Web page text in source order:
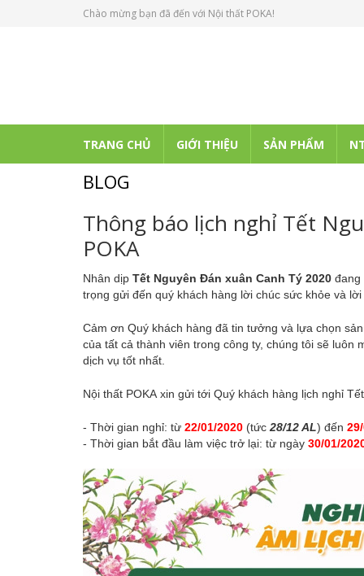
Chào mừng bạn đã đến với Nội thất POKA!
TRANG CHỦ GIỚI THIỆU SẢN PHẨM
BLOG
Thông báo lịch nghỉ Tết
POKA
Nhân dịp Tết Nguyên Đán xuân Canh Tý 2020 đang
trọng gửi đến quý khách hàng lời chúc sức khỏe và
Cảm ơn Quý khách hàng đã tin tưởng và lựa chọn
của tất cả thành viên trong công ty, chúng tôi sẽ
dịch vụ tốt nhất.
Nội thất POKA xin gửi tới Quý khách hàng lịch nghỉ
- Thời gian nghỉ: từ 22/01/2020 (tức 28/12 AL) đến
- Thời gian bắt đầu làm việc trở lại: từ ngày 30/01/